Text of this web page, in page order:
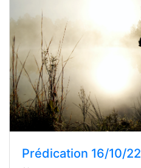
Prédication 16/10/22